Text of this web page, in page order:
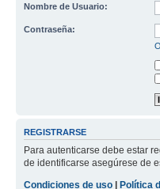
Nombre de Usuario:
Contraseña:
REGISTRARSE
Para autenticarse debe estar
de identificarse asegúrese de
Condiciones de uso
Política